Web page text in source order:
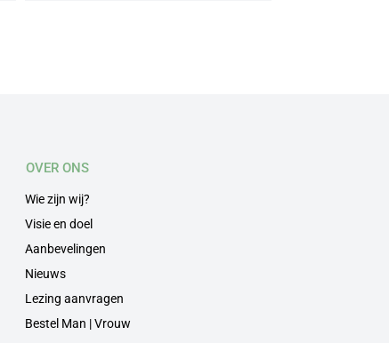
OVER ONS
Wie zijn wij?
Visie en doel
Aanbevelingen
Nieuws
Lezing aanvragen
Bestel Man | Vrouw